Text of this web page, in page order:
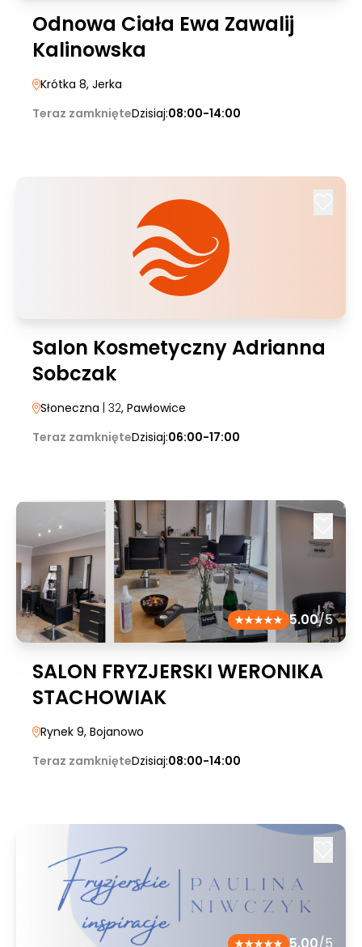
Odnowa Ciała Ewa Zawalij
Kalinowska
Krótka 8, Jerka
Teraz zamknięteDzisiaj:08:00-14:00
Salon Kosmetyczny Adrianna
Sobczak
Słoneczna | 32, Pawłowice
Teraz zamknięteDzisiaj:06:00-17:00
5.00/5
SALON FRYZJERSKI WERONIKA
STACHOWIAK
Rynek 9, Bojanowo
Teraz zamknięteDzisiaj:08:00-14:00